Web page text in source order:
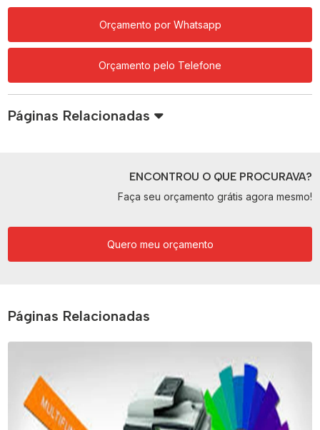
Orçamento por Whatsapp
Orçamento pelo Telefone
Páginas Relacionadas
ENCONTROU O QUE PROCURAVA?
Faça seu orçamento grátis agora mesmo!
Quero meu orçamento
Páginas Relacionadas